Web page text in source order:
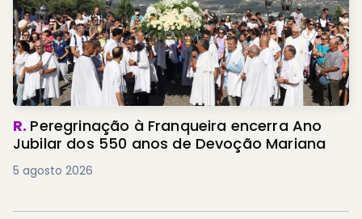
R. Peregrinação à Franqueira encerra Ano
Jubilar dos 550 anos de Devoção Mariana
5 agosto 2026